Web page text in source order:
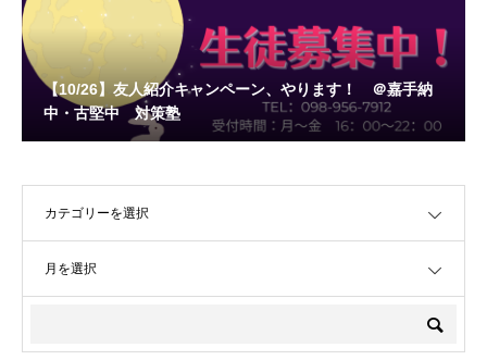
【10/26】友人紹介キャンペーン、やります！ ＠嘉手納
中・古堅中 対策塾